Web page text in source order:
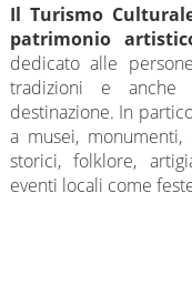
Il Turismo
patrimonio
dedicato alle
tradizioni e anche
destinazione. In
a musei, monumenti,
storici, folklore,
eventi locali come